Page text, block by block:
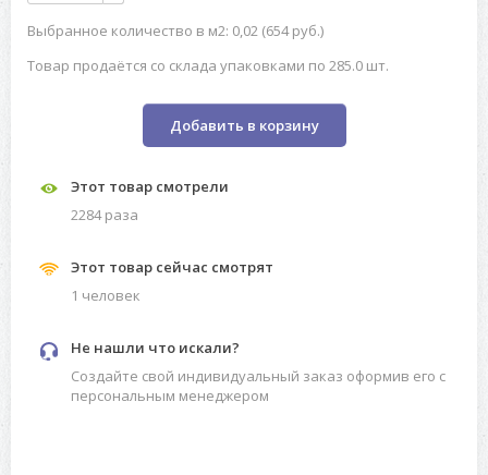
Выбранное количество в м2: 0,02 (654 руб.)
Товар продаётся со склада упаковками по 285.0 шт.
Добавить в корзину
Этот товар смотрели
2284 разa
Этот товар сейчас смотрят
1 человек
Не нашли что искали?
Создайте свой индивидуальный заказ оформив его с
персональным менеджером